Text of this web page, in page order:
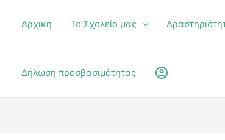
Αρχική Το Σχολείο μας
Δήλωση προσβασιμότητας account_circle